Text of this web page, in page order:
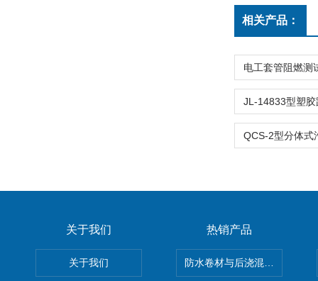
相关产品：
关于我们
关于我们
热销产品
防水卷材与后浇混凝土剥离强